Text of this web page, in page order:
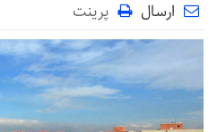
ارسال پرینت